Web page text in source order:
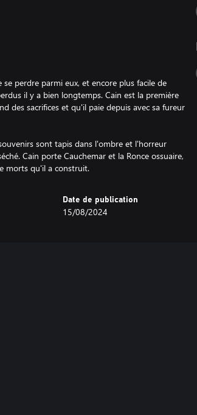
perdre parmi eux, et encore plus facile de
il y a bien longtemps. Cain est la première
des sacrifices et qu'il paie depuis avec sa fureur
sont tapis dans l'ombre et l'horreur
Cain porte Cauchemar et la Ronce ossuaire,
morts qu'il a construit.
Date de publication
15/08/2024